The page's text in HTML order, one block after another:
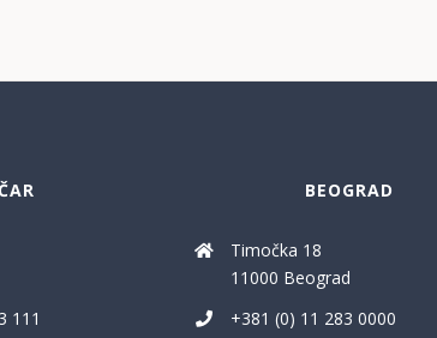
111
BEOGRAD
Timočka 18
11000 Beograd
+381 (0) 11 283 0000